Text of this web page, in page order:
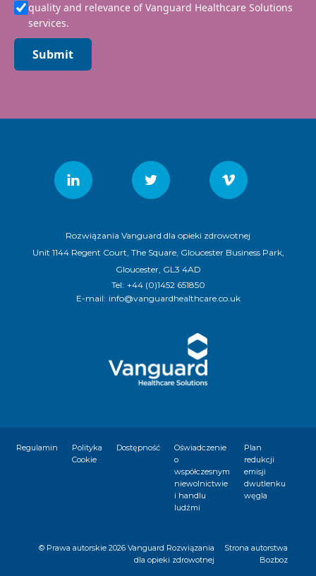
quality and relevance of Vanguard Healthcare Solutions
services.
Submit
Rozwiązania Vanguard dla opieki zdrowotnej
Unit 1144 Regent Court, The Square, Gloucester Business Park,
Gloucester, GL3 4AD
Tel: +44 (0)1452 651850
E-mail: info@vanguardhealthcare.co.uk
Regulamin
Polityka
Cookie
Dostępność
Oświadczenie
o
współczesnym
niewolnictwie
i handlu
ludźmi
Plan
redukcji
emisji
dwutlenku
węgla
© Prawa autorskie2026 Vanguard Rozwiązania
dla opieki zdrowotnej
Strona autorstwa
Bozboz